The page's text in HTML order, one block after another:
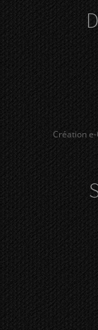
Création